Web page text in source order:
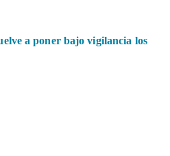
a poner bajo vigilancia los